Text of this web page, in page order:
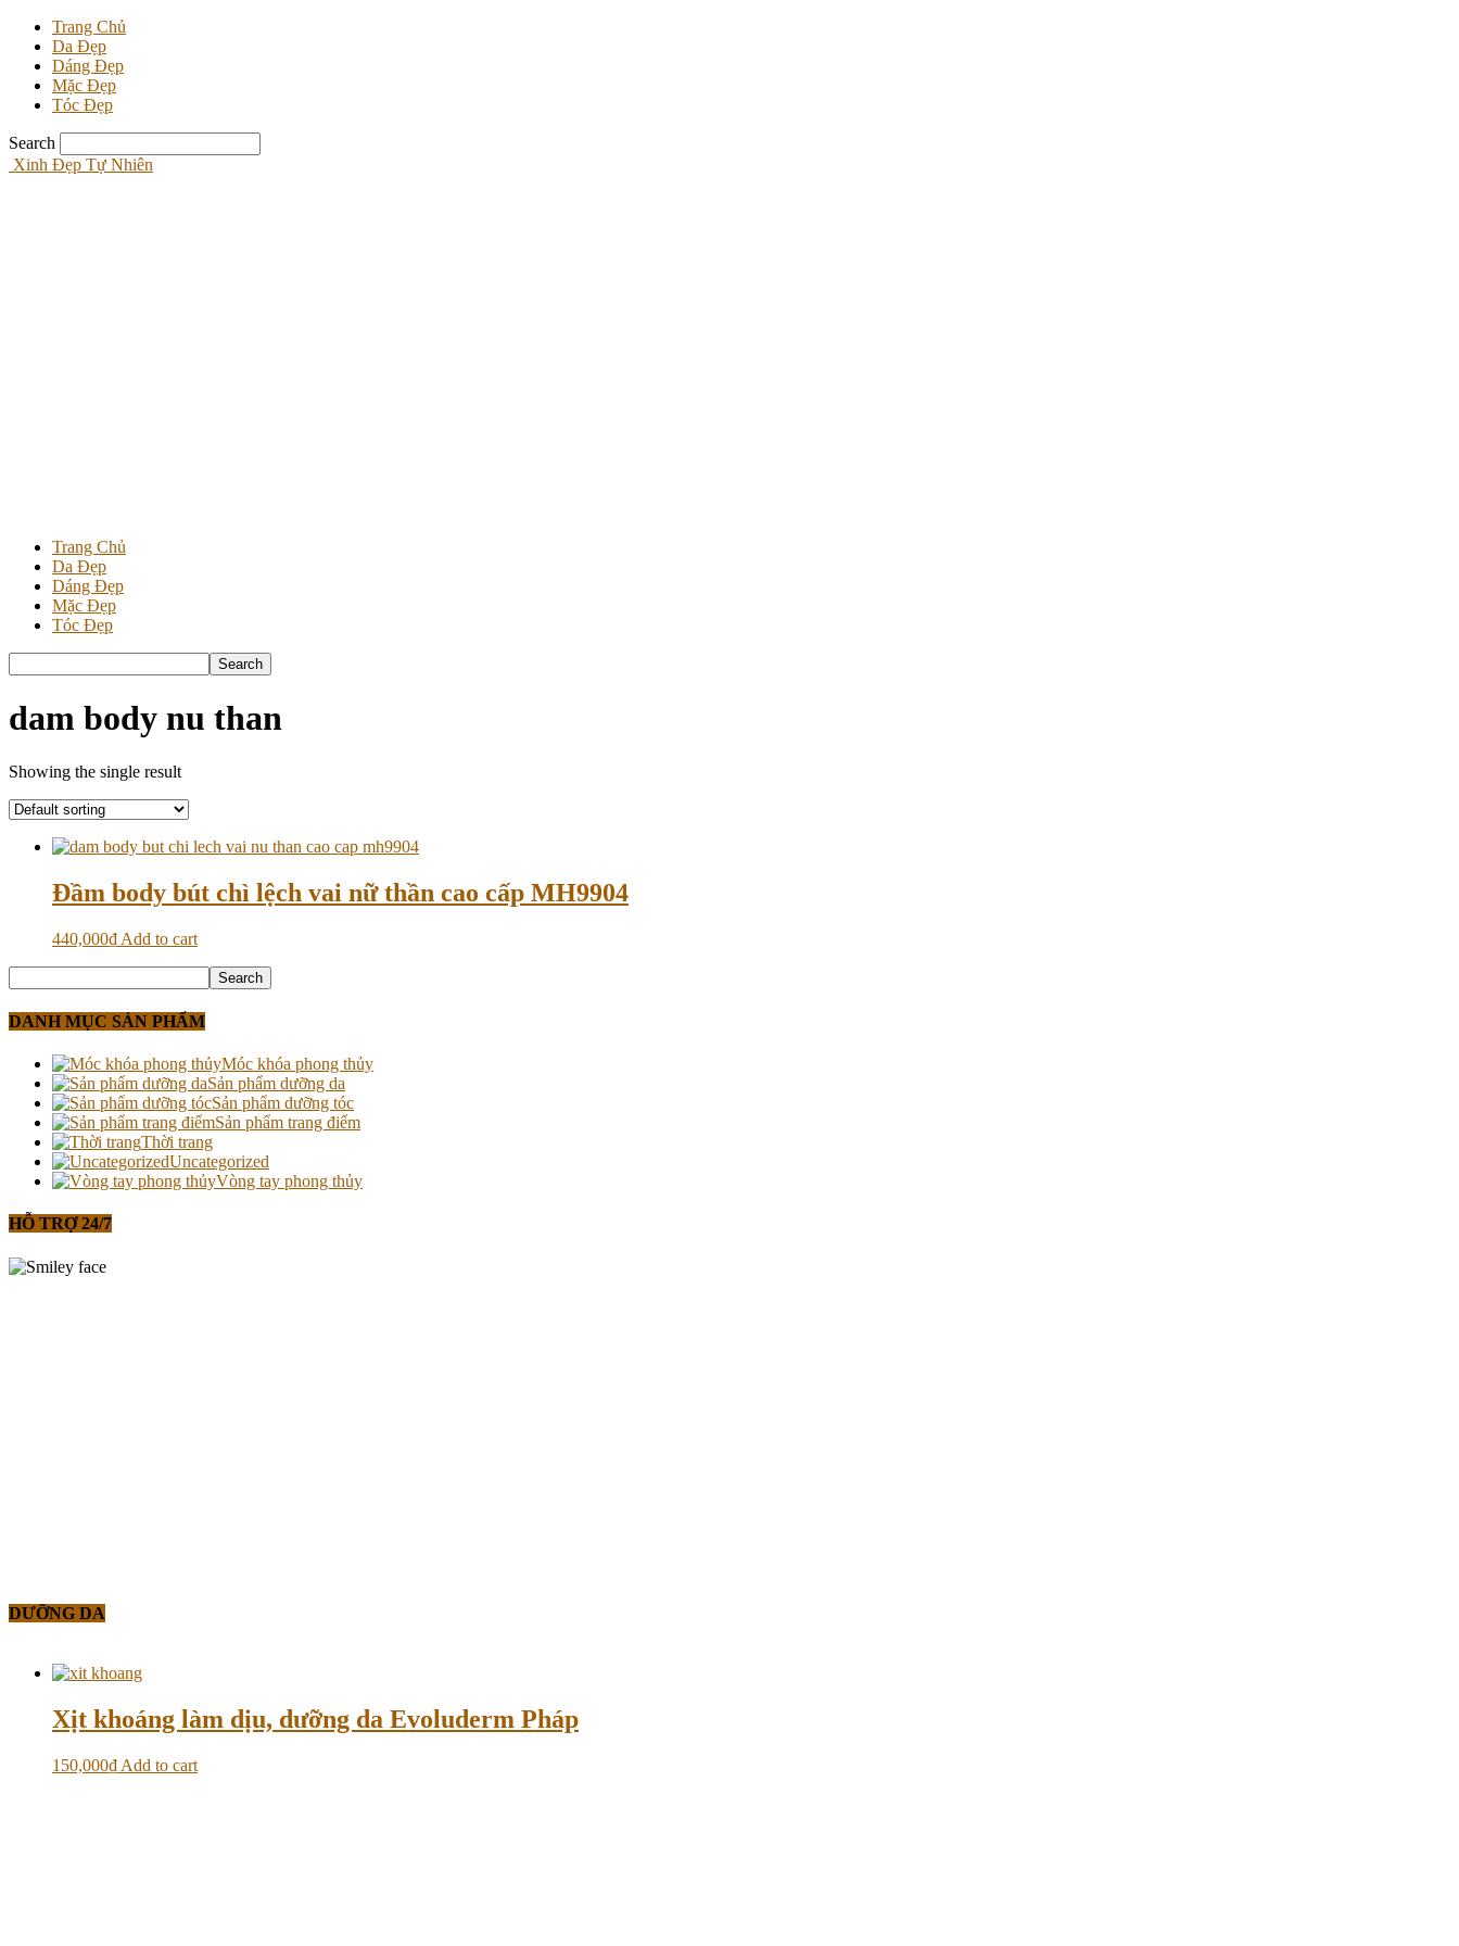
Trang Chủ
Da Đẹp
Dáng Đẹp
Mặc Đẹp
Tóc Đẹp
Search
Xinh Đẹp Tự Nhiên
Trang Chủ
Da Đẹp
Dáng Đẹp
Mặc Đẹp
Tóc Đẹp
dam body nu than
Showing the single result
Đầm body bút chì lệch vai nữ thần cao cấp MH9904
440,000₫ Add to cart
DANH MỤC SẢN PHẨM
Móc khóa phong thủy
Sản phẩm dưỡng da
Sản phẩm dưỡng tóc
Sản phẩm trang điểm
Thời trang
Uncategorized
Vòng tay phong thủy
HỖ TRỢ 24/7
DƯỠNG DA
Xịt khoáng làm dịu, dưỡng da Evoluderm Pháp
150,000₫ Add to cart